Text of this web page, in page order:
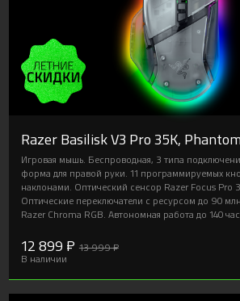
Razer Basilisk V3 Pro 35K,
Игровая мышь. Беспроводная, 3 типа
форма для правой руки. 11 программируемых
наклонами. Оптический сенсор Razer Focus Pro
Оптические переключатели с ресурсом до 90
Razer Chroma RGB. Автономная работа до 140
12 899 ₽ 13 999 ₽
В наличии